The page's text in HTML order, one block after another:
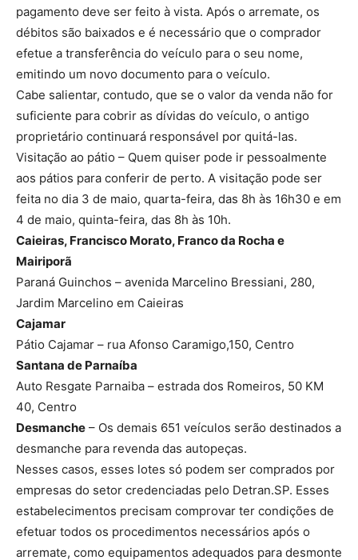
pagamento deve ser feito à vista. Após o arremate, os
débitos são baixados e é necessário que o comprador
efetue a transferência do veículo para o seu nome,
emitindo um novo documento para o veículo.
Cabe salientar, contudo, que se o valor da venda não for
suficiente para cobrir as dívidas do veículo, o antigo
proprietário continuará responsável por quitá-las.
Visitação ao pátio – Quem quiser pode ir pessoalmente
aos pátios para conferir de perto. A visitação pode ser
feita no dia 3 de maio, quarta-feira, das 8h às 16h30 e em
4 de maio, quinta-feira, das 8h às 10h.
Caieiras, Francisco Morato, Franco da Rocha e
Mairiporã
Paraná Guinchos – avenida Marcelino Bressiani, 280,
Jardim Marcelino em Caieiras
Cajamar
Pátio Cajamar – rua Afonso Caramigo,150, Centro
Santana de Parnaíba
Auto Resgate Parnaiba – estrada dos Romeiros, 50 KM
40, Centro
Desmanche – Os demais 651 veículos serão destinados a
desmanche para revenda das autopeças.
Nesses casos, esses lotes só podem ser comprados por
empresas do setor credenciadas pelo Detran.SP. Esses
estabelecimentos precisam comprovar ter condições de
efetuar todos os procedimentos necessários após o
arremate, como equipamentos adequados para desmonte